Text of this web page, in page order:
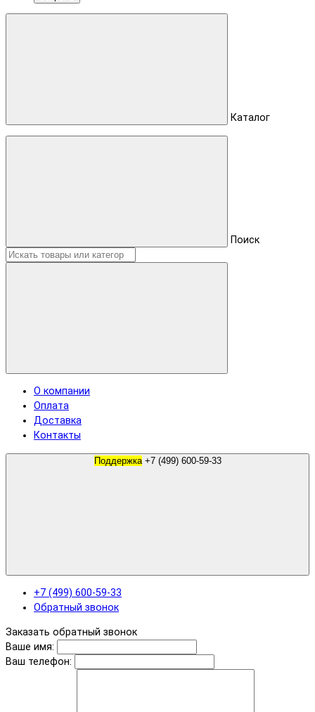
Каталог
Поиск
О компании
Оплата
Доставка
Контакты
Поддержка +7 (499) 600-59-33
+7 (499) 600-59-33
Обратный звонок
Заказать обратный звонок
Ваше имя:
Ваш телефон: